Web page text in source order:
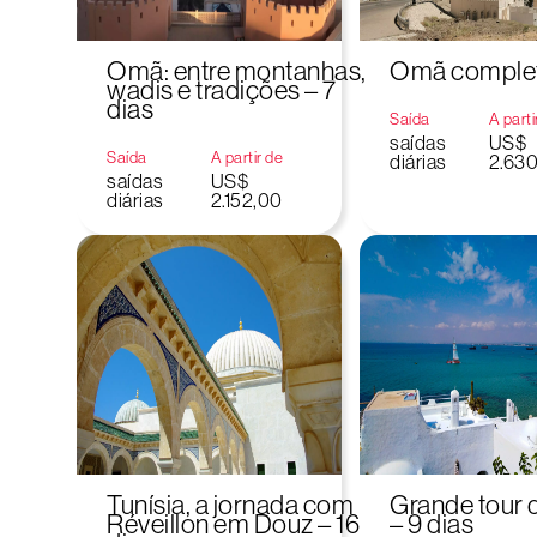
Omã: entre montanhas,
wadis e tradições – 7
dias
Saída
saídas
diárias
A partir de
US$
2.152,00
Omã
Saída
saídas
diárias
A
US$
Tunísia, a jornada com
Réveillon em Douz – 16
Grande tour
– 9 dias